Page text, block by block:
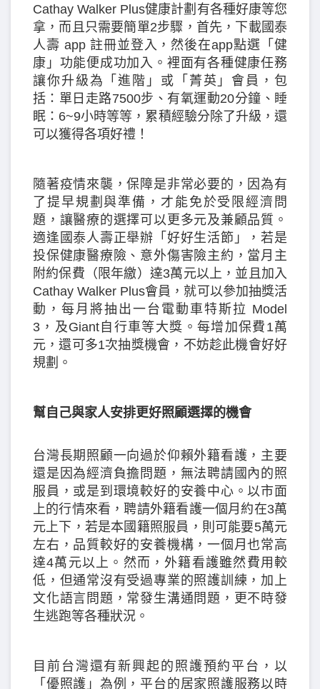
Cathay Walker Plus健康計劃有各種好康等您
拿，而且只需要簡單2步驟，首先，下載國泰
人壽 app 註冊並登入，然後在app點選「健
康」功能便成功加入。裡面有各種健康任務
讓你升級為「進階」或「菁英」會員，包
括：單日走路7500步、有氧運動20分鐘、睡
眠：6~9小時等等，累積經驗分除了升級，還
可以獲得各項好禮！
隨著疫情來襲，保障是非常必要的，因為有
了提早規劃與準備，才能免於受限經濟問
題，讓醫療的選擇可以更多元及兼顧品質。
適逢國泰人壽正舉辦「好好生活節」，若是
投保健康醫療險、意外傷害險主約，當月主
附約保費（限年繳）達3萬元以上，並且加入
Cathay Walker Plus會員，就可以參加抽獎活
動，每月將抽出一台電動車特斯拉 Model
3，及Giant自行車等大獎。每增加保費1萬
元，還可多1次抽獎機會，不妨趁此機會好好
規劃。
幫自己與家人安排更好照顧選擇的機會
台灣長期照顧一向過於仰賴外籍看護，主要
還是因為經濟負擔問題，無法聘請國內的照
服員，或是到環境較好的安養中心。以市面
上的行情來看，聘請外籍看護一個月約在3萬
元上下，若是本國籍照服員，則可能要5萬元
左右，品質較好的安養機構，一個月也常高
達4萬元以上。然而，外籍看護雖然費用較
低，但通常沒有受過專業的照護訓練，加上
文化語言問題，常發生溝通問題，更不時發
生逃跑等各種狀況。
目前台灣還有新興起的照護預約平台，以
「優照護」為例，平台的居家照護服務以時